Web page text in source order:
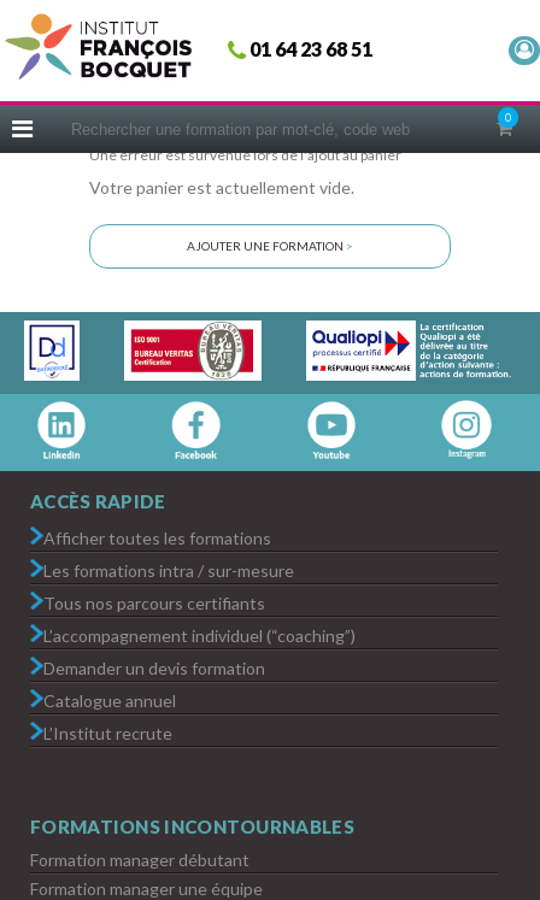
01 64 23 68 51
0
Fermer
ACCUEIL
CERIFICATIONS
INTRAS | SUR-MESURE
COACHING
NOUS CONNAÎTRE
CONSEILS MICRO-COACHING
PODCAST
WEBINAIRES
Une erreur est survenue lors de l'ajout au panier
Votre panier est actuellement vide.
AJOUTER UNE FORMATION >
ACCÈS RAPIDE
Afficher toutes les formations
Les formations intra / sur-mesure
Tous nos parcours certifiants
L’accompagnement individuel (“coaching”)
Demander un devis formation
Catalogue annuel
L’Institut recrute
FORMATIONS INCONTOURNABLES
Formation manager débutant
Formation manager une équipe